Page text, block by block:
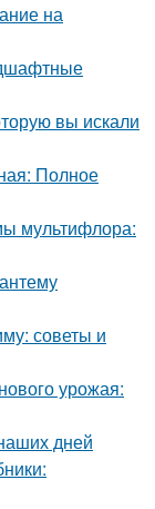
на
вы искали
Полное
мультифлора:
советы и
урожая:
дней